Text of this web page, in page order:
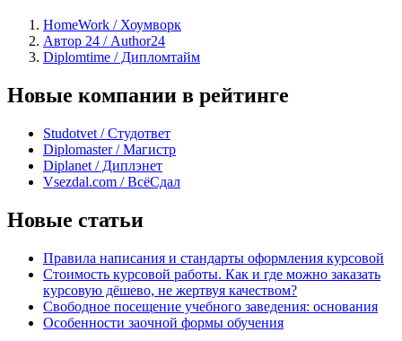
HomeWork / Хоумворк
Автор 24 / Author24
Diplomtime / Дипломтайм
Новые компании в рейтинге
Studotvet / Студответ
Diplomaster / Магистр
Diplanet / Диплэнет
Vsezdal.com / ВсёСдал
Новые статьи
Правила написания и стандарты оформления курсовой
Стоимость курсовой работы. Как и где можно заказать
курсовую дёшево, не жертвуя качеством?
Свободное посещение учебного заведения: основания
Особенности заочной формы обучения